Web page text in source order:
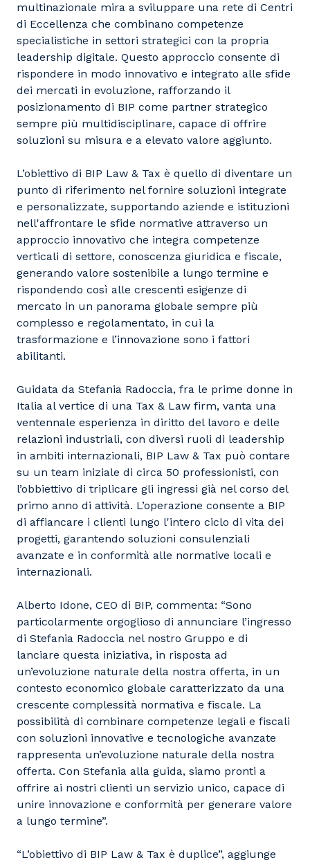
multinazionale mira a sviluppare una rete di Centri
di Eccellenza che combinano competenze
specialistiche in settori strategici con la propria
leadership digitale. Questo approccio consente di
rispondere in modo innovativo e integrato alle sfide
dei mercati in evoluzione, rafforzando il
posizionamento di BIP come partner strategico
sempre più multidisciplinare, capace di offrire
soluzioni su misura e a elevato valore aggiunto.
L’obiettivo di BIP Law & Tax è quello di diventare un
punto di riferimento nel fornire soluzioni integrate
e personalizzate, supportando aziende e istituzioni
nell'affrontare le sfide normative attraverso un
approccio innovativo che integra competenze
verticali di settore, conoscenza giuridica e fiscale,
generando valore sostenibile a lungo termine e
rispondendo così alle crescenti esigenze di
mercato in un panorama globale sempre più
complesso e regolamentato, in cui la
trasformazione e l’innovazione sono i fattori
abilitanti.
Guidata da Stefania Radoccia, fra le prime donne in
Italia al vertice di una Tax & Law firm, vanta una
ventennale esperienza in diritto del lavoro e delle
relazioni industriali, con diversi ruoli di leadership
in ambiti internazionali, BIP Law & Tax può contare
su un team iniziale di circa 50 professionisti, con
l’obbiettivo di triplicare gli ingressi già nel corso del
primo anno di attività. L’operazione consente a BIP
di affiancare i clienti lungo l'intero ciclo di vita dei
progetti, garantendo soluzioni consulenziali
avanzate e in conformità alle normative locali e
internazionali.
Alberto Idone, CEO di BIP, commenta: “Sono
particolarmente orgoglioso di annunciare l’ingresso
di Stefania Radoccia nel nostro Gruppo e di
lanciare questa iniziativa, in risposta ad
un’evoluzione naturale della nostra offerta, in un
contesto economico globale caratterizzato da una
crescente complessità normativa e fiscale. La
possibilità di combinare competenze legali e fiscali
con soluzioni innovative e tecnologiche avanzate
rappresenta un’evoluzione naturale della nostra
offerta. Con Stefania alla guida, siamo pronti a
offrire ai nostri clienti un servizio unico, capace di
unire innovazione e conformità per generare valore
a lungo termine”.
“L’obiettivo di BIP Law & Tax è duplice”, aggiunge